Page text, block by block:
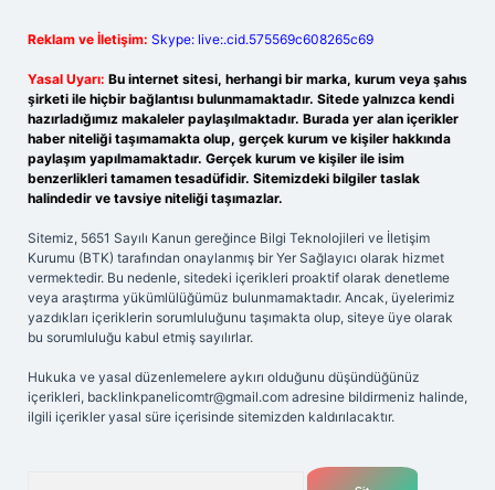
Reklam ve İletişim: Skype: live:.cid.575569c608265c69
Yasal Uyarı: Bu internet sitesi, herhangi bir marka, kurum veya şahıs
şirketi ile hiçbir bağlantısı bulunmamaktadır. Sitede yalnızca kendi
hazırladığımız makaleler paylaşılmaktadır. Burada yer alan içerikler
haber niteliği taşımamakta olup, gerçek kurum ve kişiler hakkında
paylaşım yapılmamaktadır. Gerçek kurum ve kişiler ile isim
benzerlikleri tamamen tesadüfidir. Sitemizdeki bilgiler taslak
halindedir ve tavsiye niteliği taşımazlar.
Sitemiz, 5651 Sayılı Kanun gereğince Bilgi Teknolojileri ve İletişim
Kurumu (BTK) tarafından onaylanmış bir Yer Sağlayıcı olarak hizmet
vermektedir. Bu nedenle, sitedeki içerikleri proaktif olarak denetleme
veya araştırma yükümlülüğümüz bulunmamaktadır. Ancak, üyelerimiz
yazdıkları içeriklerin sorumluluğunu taşımakta olup, siteye üye olarak
bu sorumluluğu kabul etmiş sayılırlar.
Hukuka ve yasal düzenlemelere aykırı olduğunu düşündüğünüz
içerikleri, backlinkpanelicomtr@gmail.com adresine bildirmeniz halinde,
ilgili içerikler yasal süre içerisinde sitemizden kaldırılacaktır.